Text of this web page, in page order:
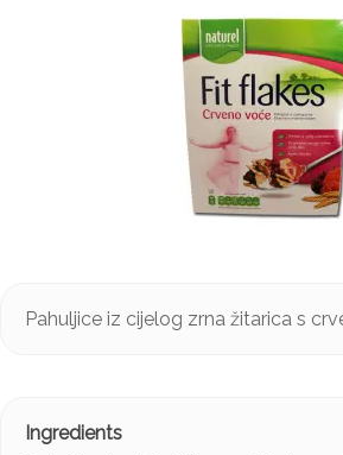
Pahuljice iz cijelog zrna žitarica s